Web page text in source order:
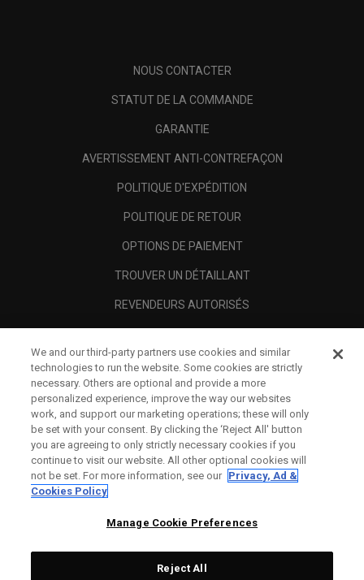
NOUS CONTACTER
STATUT DE LA COMMANDE
GARANTIE
AVERTISSEMENT ANTI-CONTREFAÇON
POLITIQUE D'EXPÉDITION
POLITIQUE DE RETOUR
OPTIONS DE PAIEMENT
TROUVER UN DÉTAILLANT
REVENDEURS AUTORISÉS
A PROPOS
MENTIONS LÉGALES
We and our third-party partners use cookies and similar
technologies to run the website. Some cookies are strictly
necessary. Others are optional and provide a more
personalized experience, improve the way our websites
work, and support our marketing operations; these will only
be set with your consent. By clicking the ‘Reject All' button
you are agreeing to only strictly necessary cookies if you
continue to visit our website. All other optional cookies will
not be set. For more information, see our Privacy, Ad &
Cookies Policy
Manage Cookie Preferences
Reject All